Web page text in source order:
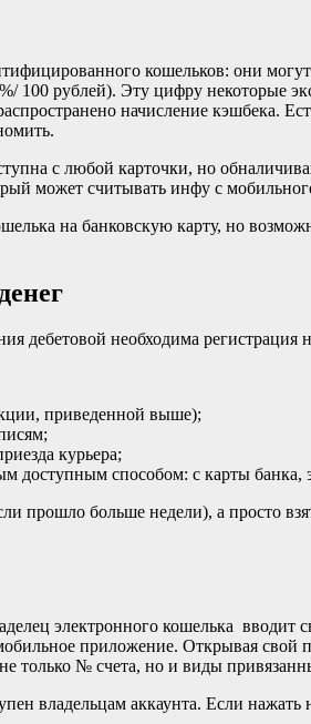
кошельков: они
100 рублей). Эту цифру некоторые
начисление кэшбека.
с любой карточки, но
может считывать инфу с
на банковскую карту, но
дебетовой необходима
приведенной выше);
курьера;
доступным способом: с карты банка,
прошло больше недели), а просто
электронного кошелька
приложение. Открывая
только № счета, но и виды
владельцам аккаунта. Если нажать